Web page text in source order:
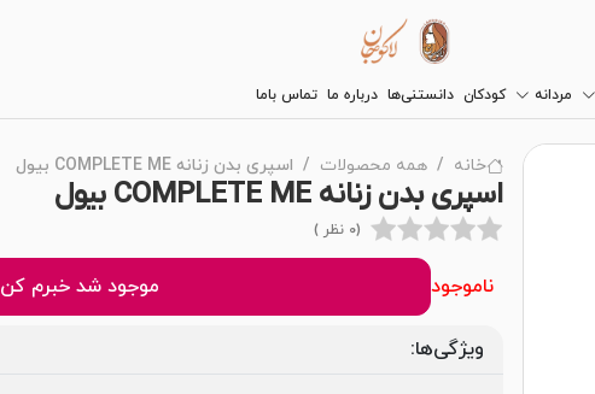
مردانه کودکان دانستنی‌ها درباره ما تماس باما
خانه همه محصولات اسپری بدن زنانه COMPLETE ME بیول
اسپری بدن زنانه COMPLETE ME بیول
(0 نظر )
ناموجود موجود شد خبرم کن
ویژگی‌ها: